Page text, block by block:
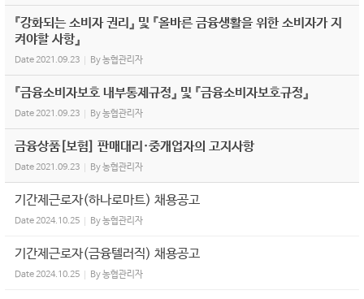
『강화되는 소비자 권리』 및 『올바른 금융생활을 위한 소비자가 지
켜야할 사항』
Date2021.09.23 By농협관리자
『금융소비자보호 내부통제규정』 및 『금융소비자보호규정』
Date2021.09.23 By농협관리자
금융상품[보험] 판매대리·중개업자의 고지사항
Date2021.09.23 By농협관리자
기간제근로자(하나로마트) 채용공고
Date2024.10.25 By농협관리자
기간제근로자(금융텔러직) 채용공고
Date2024.10.25 By농협관리자